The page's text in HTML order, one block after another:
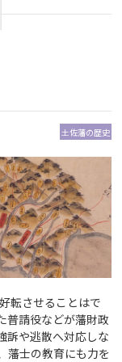
土佐藩の歴史
転させることはで
普請役などが藩財政
訴や逃散へ対応しな
藩士の教育にも力を